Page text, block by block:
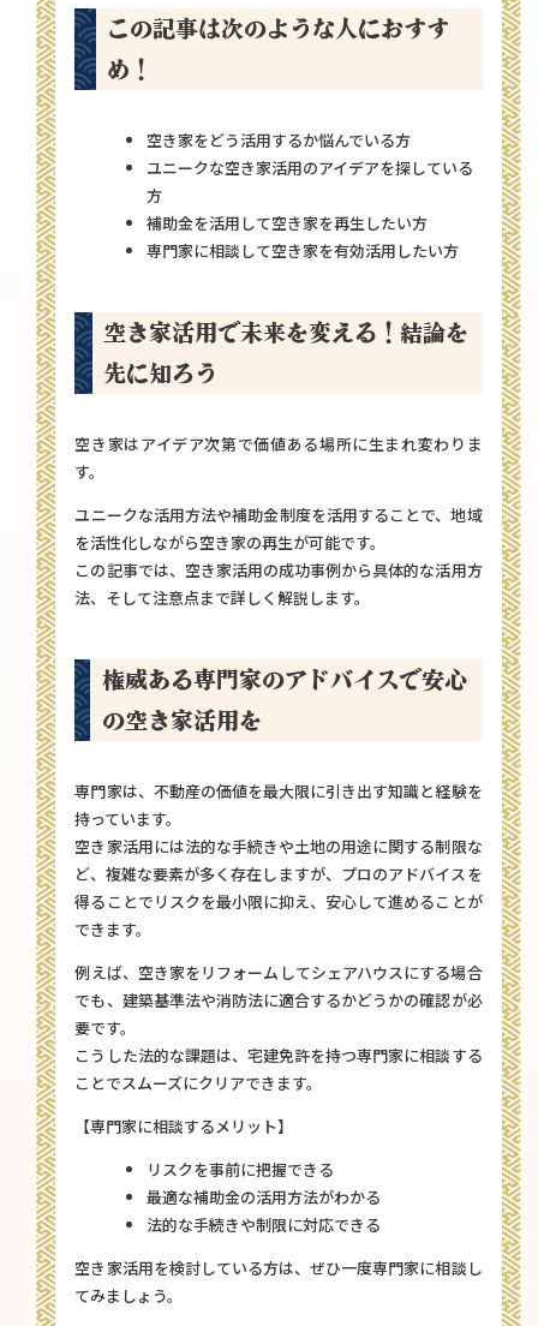
この記事は次のような人におすす
め！
空き家をどう活用するか悩んでいる方
ユニークな空き家活用のアイデアを探している
方
補助金を活用して空き家を再生したい方
専門家に相談して空き家を有効活用したい方
空き家活用で未来を変える！結論を
先に知ろう
空き家はアイデア次第で価値ある場所に生まれ変わりま
す。
ユニークな活用方法や補助金制度を活用することで、地域
を活性化しながら空き家の再生が可能です。
この記事では、空き家活用の成功事例から具体的な活用方
法、そして注意点まで詳しく解説します。
権威ある専門家のアドバイスで安心
の空き家活用を
専門家は、不動産の価値を最大限に引き出す知識と経験を
持っています。
空き家活用には法的な手続きや土地の用途に関する制限な
ど、複雑な要素が多く存在しますが、プロのアドバイスを
得ることでリスクを最小限に抑え、安心して進めることが
できます。
例えば、空き家をリフォームしてシェアハウスにする場合
でも、建築基準法や消防法に適合するかどうかの確認が必
要です。
こうした法的な課題は、宅建免許を持つ専門家に相談する
ことでスムーズにクリアできます。
【専門家に相談するメリット】
リスクを事前に把握できる
最適な補助金の活用方法がわかる
法的な手続きや制限に対応できる
空き家活用を検討している方は、ぜひ一度専門家に相談し
てみましょう。